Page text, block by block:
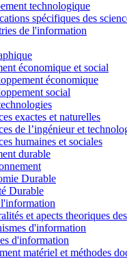
technologique
spécifiques des
de l'information
économique et social
économique
social
exactes et naturelles
de l’ingénieur et
humaines et sociales
durable
Durable
Durable
l'information
et apects theoriques
d'information
d'information
matériel et méthodes